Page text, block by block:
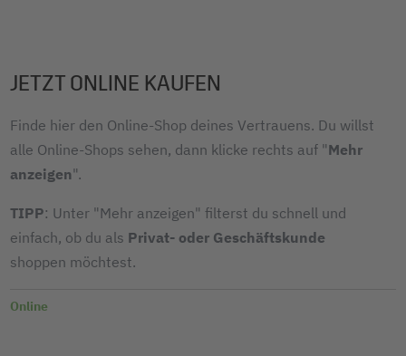
JETZT ONLINE KAUFEN
Finde hier den Online-Shop deines Vertrauens. Du willst
alle Online-Shops sehen, dann klicke rechts auf "Mehr
anzeigen".
TIPP: Unter "Mehr anzeigen" filterst du schnell und
einfach, ob du als Privat- oder Geschäftskunde
shoppen möchtest.
Online